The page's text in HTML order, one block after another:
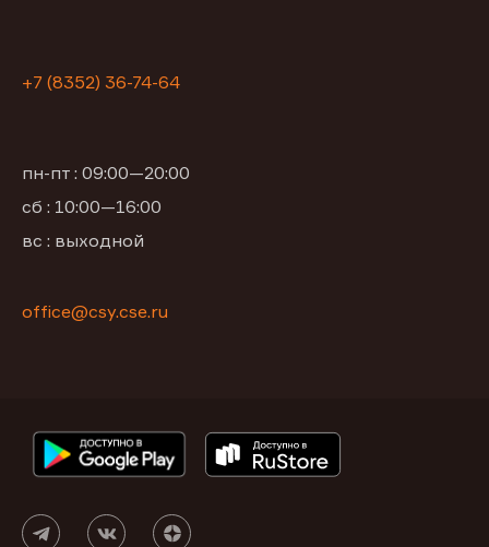
+7 (8352) 36-74-64
пн-пт : 09:00—20:00
сб : 10:00—16:00
вс : выходной
office@csy.cse.ru